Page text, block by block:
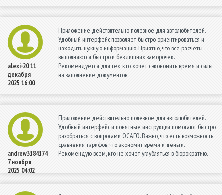
alexi-2011
декабря
2025 16:00
Приложение действительно полезное для автолюбителей.
Удобный интерфейс позволяет быстро ориентироваться и
находить нужную информацию. Приятно, что все расчеты
выполняются быстро и без лишних заморочек.
Рекомендуется для тех, кто хочет сэкономить время и силы
на заполнение документов.
andrew3184174
7 ноября
2025 04:02
Приложение действительно полезное для автолюбителей.
Удобный интерфейс и понятные инструкции помогают быстро
разобраться с вопросами ОСАГО. Важно, что есть возможность
сравнения тарифов, что экономит время и деньги.
Рекомендую всем, кто не хочет углубляться в бюрократию.